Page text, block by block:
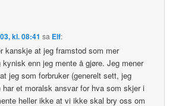
kl. 08:41 sa Elf:
kanskje at jeg framstod som mer
kynisk enn jeg mente å gjøre. Jeg mener
jeg som forbruker (generelt sett, jeg
har et moralsk ansvar for hva som skjer i
heller ikke at vi ikke skal bry oss om